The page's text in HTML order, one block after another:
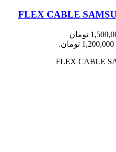
قیمت اصلی: 1,500,000 تومان